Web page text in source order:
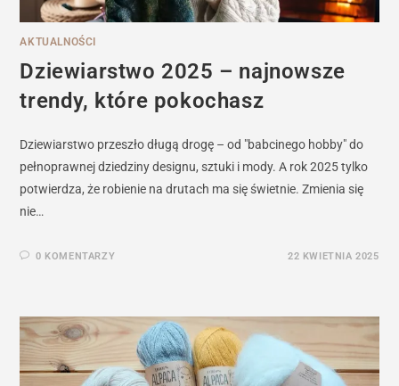
AKTUALNOŚCI
Dziewiarstwo 2025 – najnowsze
trendy, które pokochasz
Dziewiarstwo przeszło długą drogę – od "babcinego hobby" do
pełnoprawnej dziedziny designu, sztuki i mody. A rok 2025 tylko
potwierdza, że robienie na drutach ma się świetnie. Zmienia się
nie…
0 KOMENTARZY 22 KWIETNIA 2025